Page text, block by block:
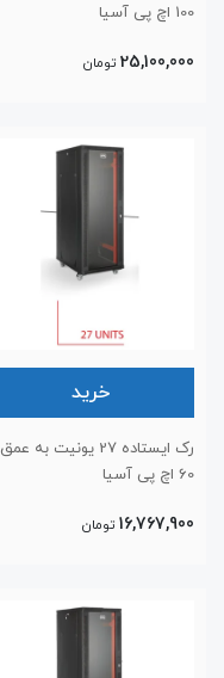
100 اچ پی آسیا
25,100,000 تومان
خرید
رک ایستاده 27 یونیت به عمق
60 اچ پی آسیا
16,767,900 تومان